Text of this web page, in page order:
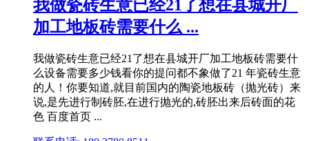
我做瓷砖生意已经21了想在县城开厂
加工地板砖需要什么 ...
我做瓷砖生意已经21了想在县城开厂加工地板砖需要什
么设备需要多少钱看你的提问都不象做了21 年瓷砖生意
的人！你要知道,就目前国内的陶瓷地板砖（抛光砖）来
说,是先进行制砖胚,在进行抛光的,砖胚出来后砖面的花
色 百度首页 ...